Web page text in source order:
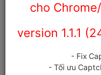
CẨM
cho
version 1.1.1
- Fix
- Tối ưu